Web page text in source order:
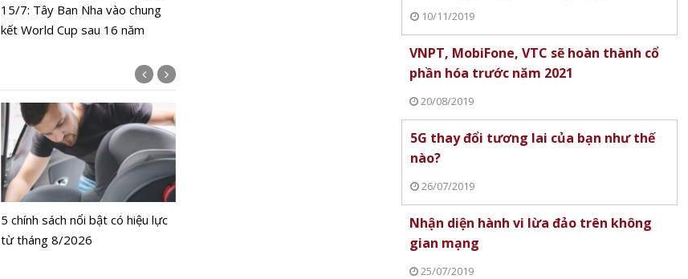
15/7: Tây Ban Nha vào chung
kết World Cup sau 16 năm
chấn
5 chính sách nổi bật có hiệu lực
từ tháng 8/2026
Xiaomi ra mắt REDMI 17 Series
chính thức ra mắt, giá từ 5,5
triệu đồng
tương lai xuất khẩu
Alibaba.com
10/11/2019
VNPT, MobiFone, VTC sẽ hoàn thành cổ
phần hóa trước năm 2021
20/08/2019
5G thay đổi tương lai của bạn như thế
nào?
26/07/2019
Nhận diện hành vi lừa đảo trên không
gian mạng
25/07/2019